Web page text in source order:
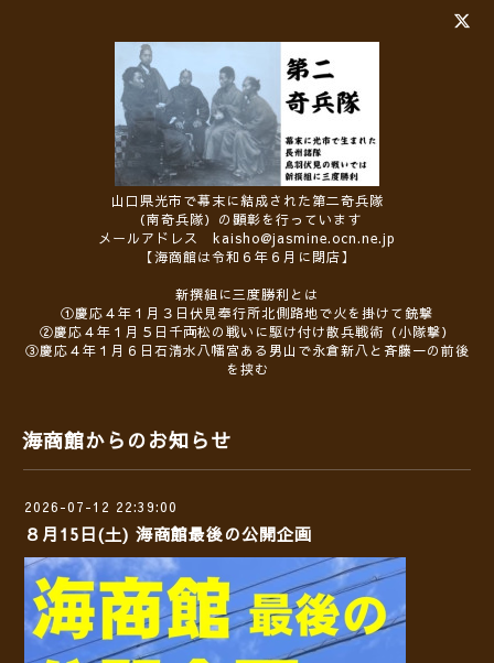
山口県光市で幕末に結成された第二奇兵隊
（南奇兵隊）の顕彰を行っています
メールアドレス kaisho@jasmine.ocn.ne.jp
【海商館は令和６年６月に閉店】
新撰組に三度勝利とは
①慶応４年１月３日伏見奉行所北側路地で火を掛けて銃撃
②慶応４年１月５日千両松の戦いに駆け付け散兵戦術（小隊撃）
③慶応４年１月６日石清水八幡宮ある男山で永倉新八と斉藤一の前後
を挟む
海商館からのお知らせ
2026-07-12 22:39:00
８月15日(土) 海商館最後の公開企画